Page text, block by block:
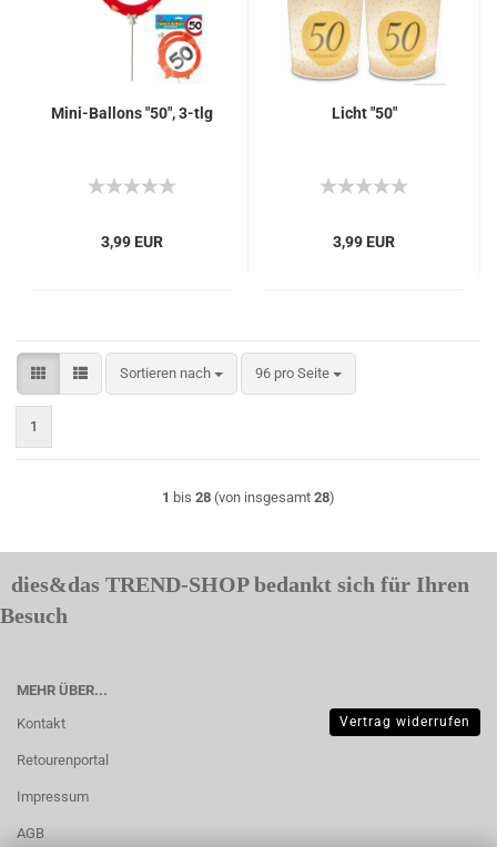
Mini-Ballons "50", 3-tlg
3,99 EUR
Licht "50"
3,99 EUR
Sortieren nach
Sortieren nach 96 pro Seite
pro Seite
1
1 bis 28 (von insgesamt 28)
dies&das TREND-SHOP bedankt sich für Ihren
Besuch
MEHR ÜBER...
Kontakt
Retourenportal
Impressum
AGB
Vertrag widerrufen